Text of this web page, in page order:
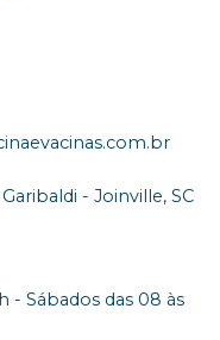
- Joinville, SC
- Sábados das 08 às